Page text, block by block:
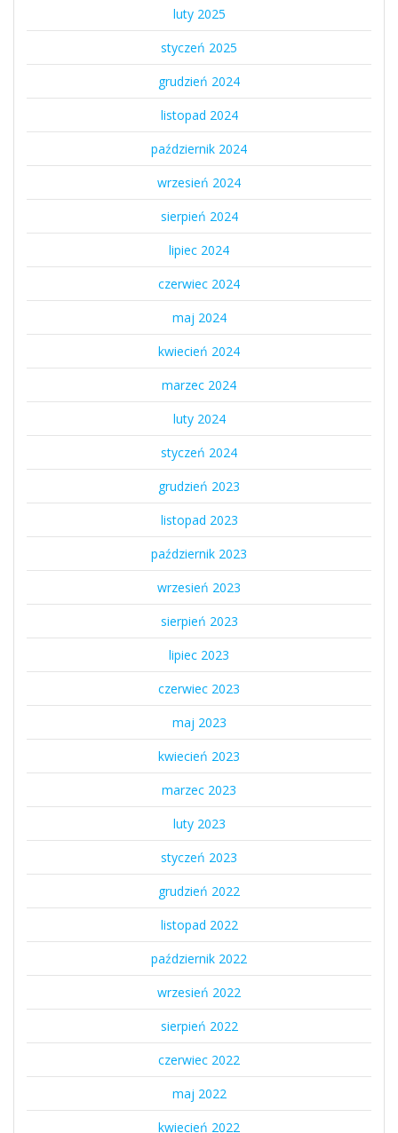
luty 2025
styczeń 2025
grudzień 2024
listopad 2024
październik 2024
wrzesień 2024
sierpień 2024
lipiec 2024
czerwiec 2024
maj 2024
kwiecień 2024
marzec 2024
luty 2024
styczeń 2024
grudzień 2023
listopad 2023
październik 2023
wrzesień 2023
sierpień 2023
lipiec 2023
czerwiec 2023
maj 2023
kwiecień 2023
marzec 2023
luty 2023
styczeń 2023
grudzień 2022
listopad 2022
październik 2022
wrzesień 2022
sierpień 2022
czerwiec 2022
maj 2022
kwiecień 2022